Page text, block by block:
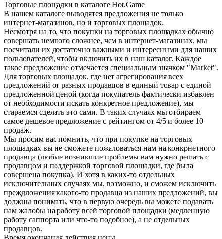
Торговые площадки в каталоге Hot.Game
В нашем каталоге выводятся предложения не только
интернет-магазинов, но и торговых площадок.
Несмотря на то, что покупки на торговых площадках обычно
совершать немного сложнее, чем в интернет-магазинах, мы
посчитали их достаточно важными и интересными для наших
пользователей, чтобы включить их в наш каталог. Каждое
такое предложение отмечается специальным значком "Market".
Для торговых площадок, где нет агрегирования всех
предложений от разных продавцов в единый товар с единой
предложенной ценой (когда покупатель фактически избавлен
от необходимости искать конкретное предложение), мы
стараемся сделать это сами. В таких случаях мы отбираем
самое дешевое предложение с рейтингом от 4/5 и более 10
продаж.
Мы просим вас помнить, что при покупке на торговых
площадках вы не сможете пожаловаться нам на конкрнетного
продавца (любые возникшие проблемы вам нужно решать с
продавцом и поддержкой торговой площадки, где была
совершена покупка). И хотя в каких-то отдельных
исключительных случаях мы, возможно, и сможем исключить
преждложения какого-то продавца из наших предложений, вы
должны понимать, что в первую очередь вы можете подавать
нам жалобы на работу всей торговой площадки (медленную
работу саппорта или что-то подобное), а не отдельных
продавцов.
Время окончания действия цены